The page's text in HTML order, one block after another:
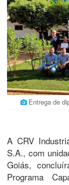
Entrega de
A CRV
S.A., com
Goiás,
Programa